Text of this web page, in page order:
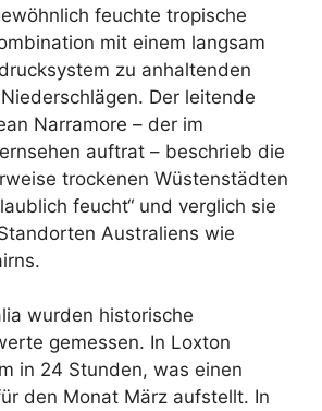
feuchte tropische
mit einem langsam
zu anhaltenden
Der leitende
Narramore – der im
auftrat – beschrieb die
trockenen Wüstenstädten
feucht“ und verglich sie
Australiens wie
wurden historische
gemessen. In Loxton
in 24 Stunden, was einen
den Monat März aufstellt. In